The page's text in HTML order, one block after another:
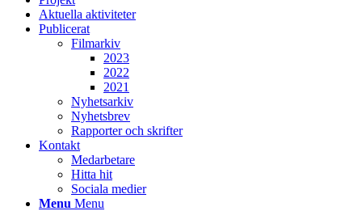
Aktuella aktiviteter
Publicerat
Filmarkiv
2023
2022
2021
Nyhetsarkiv
Nyhetsbrev
Rapporter och skrifter
Kontakt
Medarbetare
Hitta hit
Sociala medier
Menu Menu